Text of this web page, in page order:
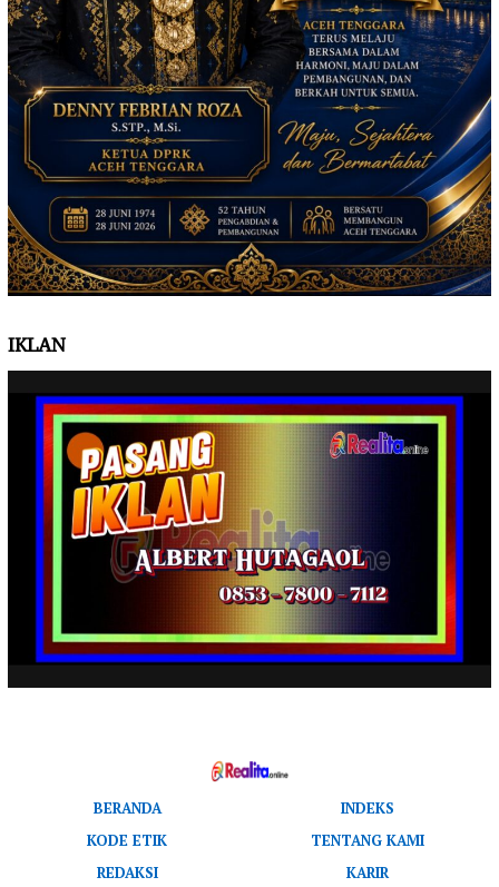
IKLAN
BERANDA
INDEKS
KODE ETIK
TENTANG KAMI
REDAKSI
KARIR